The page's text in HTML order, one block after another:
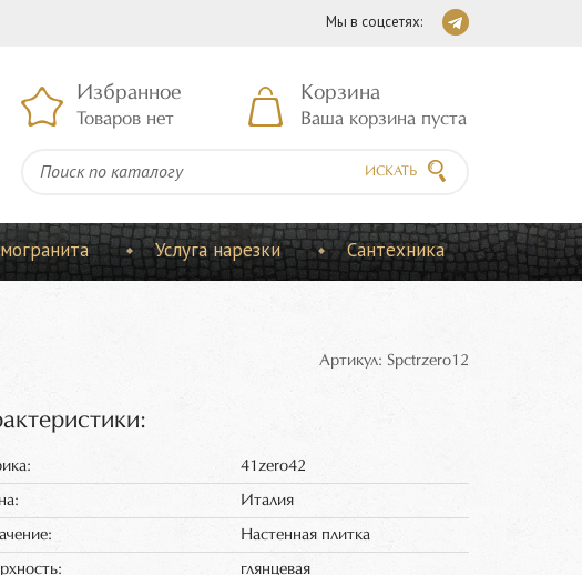
Мы в соцсетях:
Избранное
Товаров нет
Корзина
Ваша корзина пуста
ИСКАТЬ
Услуга нарезки Сантехника
Артикул: Spctrzero12
41zero42
Италия
Настенная плитка
глянцевая